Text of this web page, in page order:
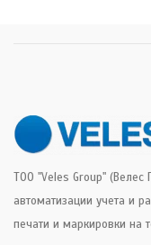
ТОО "Veles Group"
автоматизации учета и
печати и маркировки на